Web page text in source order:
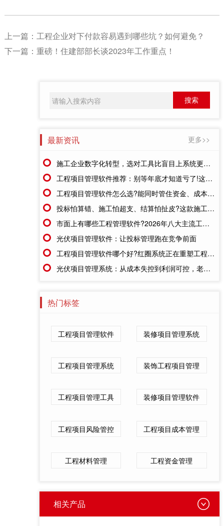
上一篇： 工程企业对下付款容易遇到哪些坑？如何避免？
下一篇： 重磅！住建部部长谈2023年工作重点！
最新资讯 更多>>
施工企业数字化转型，选对工具比盲目上系统更重要
工程项目管理软件推荐：别等年底才知道亏了!这套系统让每一分钱都有迹可循
工程项目管理软件怎么选?能同时管住资金、成本、进度的才靠谱
投标怕算错、施工怕超支、结算怕扯皮?这款施工成本管理系统一招全解决
市面上有哪些工程管理软件?2026年八大主流工具深度盘点
光伏项目管理软件：让投标管理跑在竞争前面
工程项目管理软件哪个好?红圈系统正在重塑工程企业的"数字大脑"
光伏项目管理系统：从成本失控到利润可控，老板只需做对一步
热门标签
工程项目管理软件 装修项目管理系统
工程项目管理系统 装饰工程项目管理
工程项目管理工具 装修项目管理软件
工程项目风险管控 工程项目成本管理
工程材料管理 工程资金管理
相关产品